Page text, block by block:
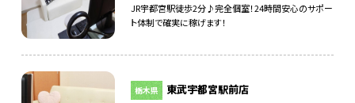
JR宇都宮駅徒歩2分♪完全個室！24時間安心のサポー
ト体制で確実に稼げます！
栃木県 東武宇都宮駅前店